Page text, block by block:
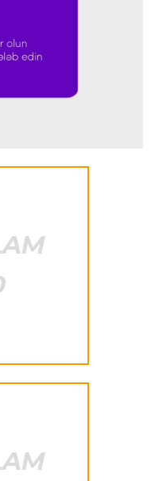
pilotlarından